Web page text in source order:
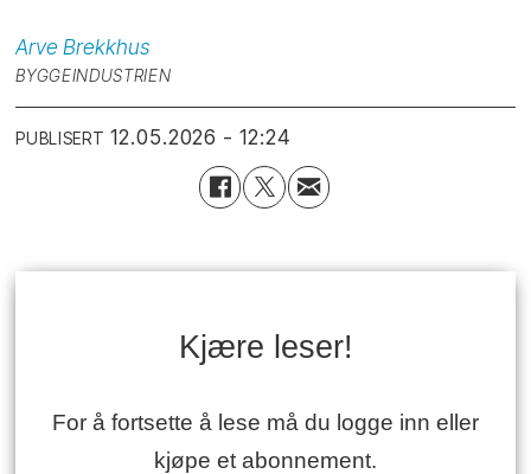
Arve Brekkhus
BYGGEINDUSTRIEN
PUBLISERT 12.05.2026 - 12:24
Kjære leser!
For å fortsette å lese må du logge inn eller
kjøpe et abonnement.